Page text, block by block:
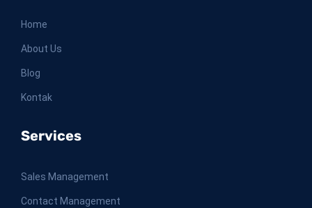
Home
About Us
Blog
Kontak
Services
Sales Management
Contact Management